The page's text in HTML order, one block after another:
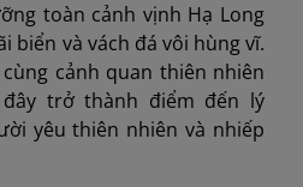
toàn cảnh vịnh Hạ Long
biển và vách đá vôi hùng vĩ.
cảnh quan thiên nhiên
trở thành điểm đến lý
yêu thiên nhiên và nhiếp